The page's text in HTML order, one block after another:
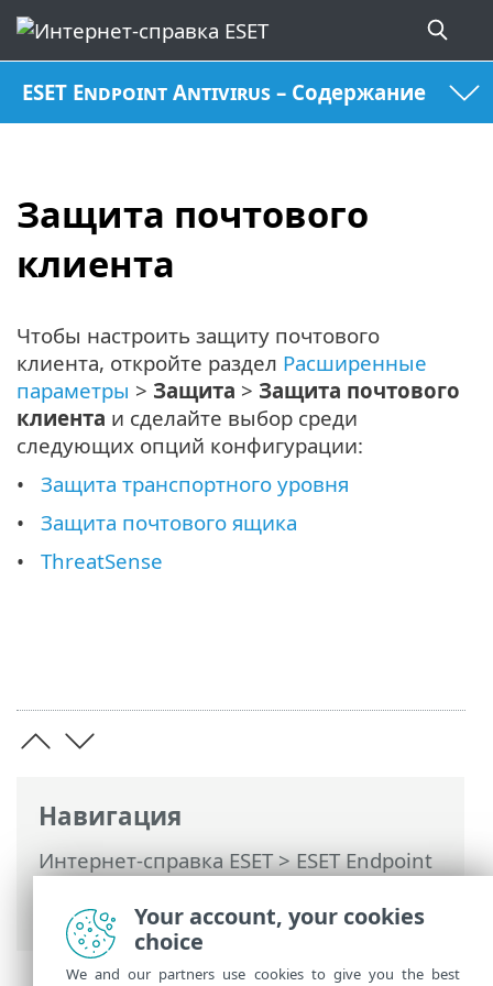
ESET Endpoint Antivirus – Содержание
Защита почтового
клиента
Навигация
Интернет-справка ESET>ESET Endpoint
Защита > Защита почтового клиента
Чтобы настроить защиту почтового
клиента, откройте раздел Расширенные
параметры > Защита > Защита почтового
клиента и сделайте выбор среди
следующих опций конфигурации:
Защита транспортного уровня
Защита почтового ящика
ThreatSense
Your account, your cookies
choice
We and our partners use cookies to give you the best